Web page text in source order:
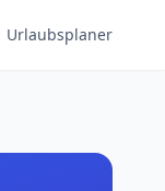
Urlaubsplaner